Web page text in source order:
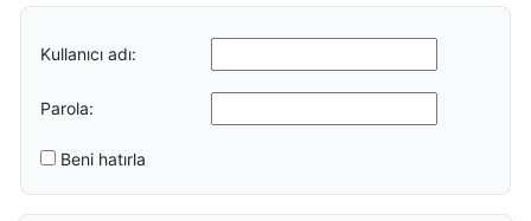
Kullanıcı adı:
Parola:
Beni hatırla